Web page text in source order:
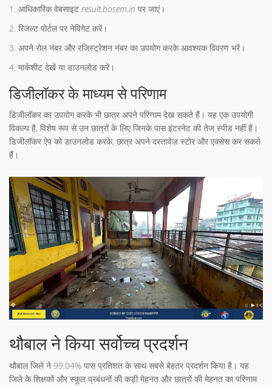
आधिकारिक वेबसाइट result.bosem.in पर जाएं।
रिजल्ट पोर्टल पर नेविगेट करें।
अपने रोल नंबर और रजिस्ट्रेशन नंबर का उपयोग करके आवश्यक विवरण भरें।
मार्कशीट देखें या डाउनलोड करें।
डिजीलॉकर के माध्यम से परिणाम
डिजीलॉकर का उपयोग करके भी छात्र अपने परिणाम देख सकते हैं। यह एक उपयोगी
विकल्प है, विशेष रूप से उन छात्रों के लिए जिनके पास इंटरनेट की तेज स्पीड नहीं है।
डिजीलॉकर ऐप को डाउनलोड करके, छात्र अपने दस्तावेज़ स्टोर और एक्सेस कर सकते
हैं।
थौबाल ने किया सर्वोच्च प्रदर्शन
थौबाल जिले ने 99.04% पास प्रतिशत के साथ सबसे बेहतर प्रदर्शन किया है। यह
जिले के शिक्षकों और स्कूल प्रबंधनों की कड़ी मेहनत और छात्रों की मेहनत का परिणाम